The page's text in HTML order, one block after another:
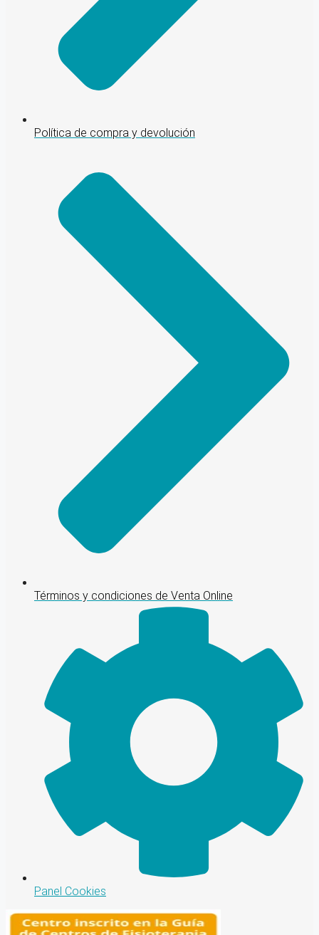
Política de compra y devolución
Términos y condiciones de Venta Online
Panel Cookies